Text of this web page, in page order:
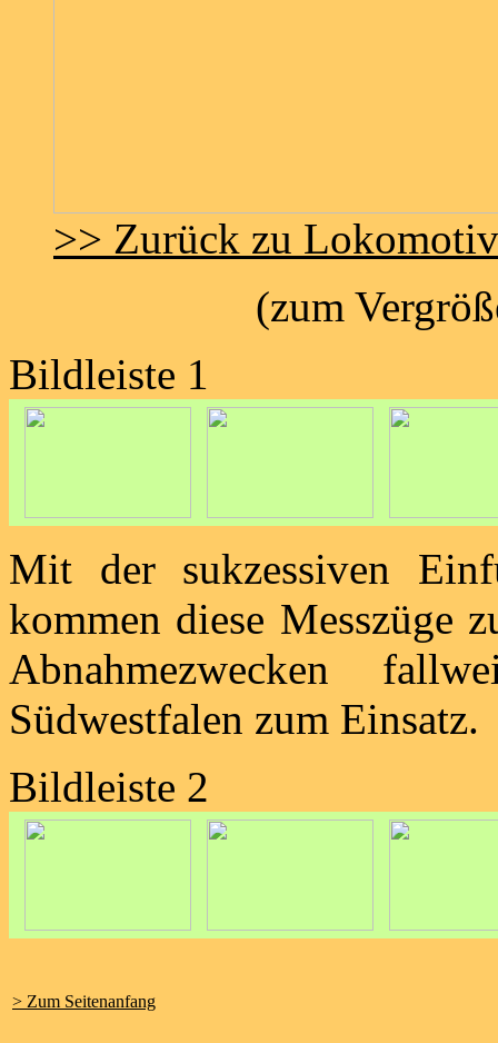
>> Zurück zu
(zum
Bildleiste 1
Mit der sukzessiven
kommen diese Messzüge
Abnahmezwecken
Südwestfalen zum Einsatz.
Bildleiste 2
> Zum Seitenanfang